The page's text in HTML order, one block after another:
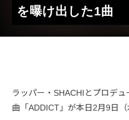
を曝け出した1曲
ラッパー・SHACHIとプロデ
曲「ADDICT」が本日2月9日（